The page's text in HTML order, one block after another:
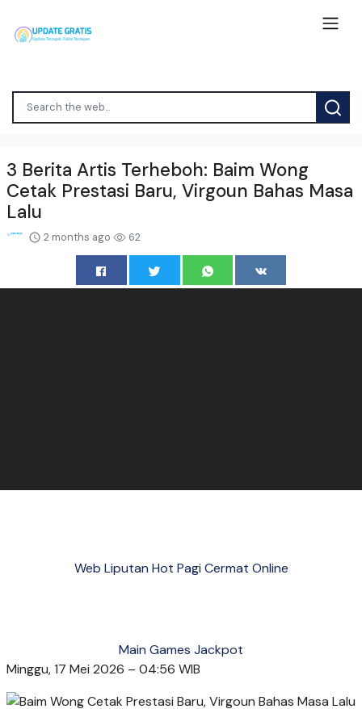
3 Berita Artis Terheboh: Baim Wong
Cetak Prestasi Baru, Virgoun Bahas Masa
Lalu
2 months ago 62
Web Liputan Hot Pagi Cermat Online
Main Games Jackpot
Minggu, 17 Mei 2026 – 04:56 WIB